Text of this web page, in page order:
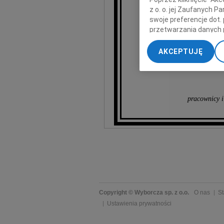
pracownicy
Copyright © Wyborcza sp. z o.o. O nas
Ustawienia prywatności
z o. o. jej Zaufanych
swoje preferencje dot.
przetwarzania danych
„Ustawienia
My, nasi Zaufani
dokładnych danych
Przechowywanie
AKCEPTUJĘ